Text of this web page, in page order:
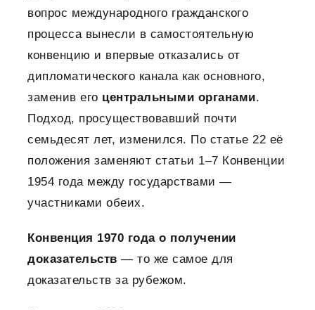
вопрос международного гражданского
процесса вынесли в самостоятельную
конвенцию и впервые отказались от
дипломатического канала как основного,
заменив его центральными органами.
Подход, просуществовавший почти
семьдесят лет, изменился. По статье 22 её
положения заменяют статьи 1–7 Конвенции
1954 года между государствами —
участниками обеих.
Конвенция 1970 года о получении
доказательств — то же самое для
доказательств за рубежом.